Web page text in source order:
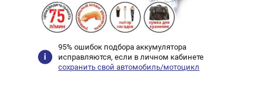
95% ошибок подбора аккумулятора
исправляются, если в личном кабинете
сохранить свой автомобиль/мотоцикл